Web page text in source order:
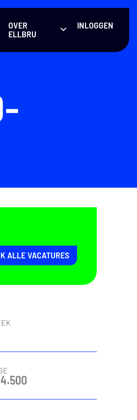
OVER
ELLBRU
INLOGGEN
ALLE VACATURES